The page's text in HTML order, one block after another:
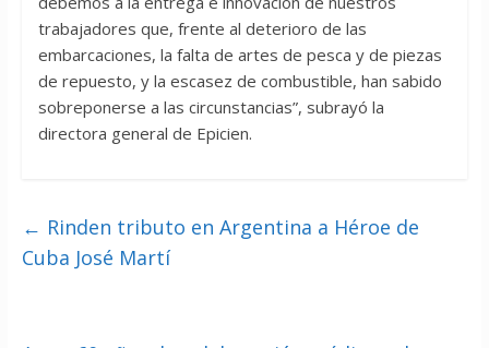
trabajadores que, frente al deterioro de las
embarcaciones, la falta de artes de pesca y de piezas
de repuesto, y la escasez de combustible, han sabido
sobreponerse a las circunstancias”, subrayó la
directora general de Epicien.
← Rinden tributo en Argentina a Héroe de
Cuba José Martí